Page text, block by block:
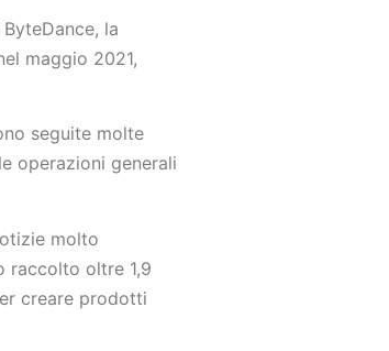
la
maggio 2021,
seguite molte
operazioni generali
molto
raccolto oltre 1,9
creare prodotti